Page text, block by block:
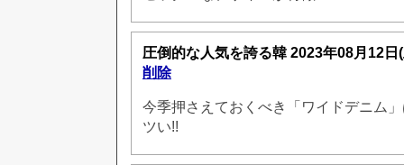
圧倒的な人気を誇る韓 2023年08月12
削除
今季押さえておくべき「ワイドデニム
ツい!!